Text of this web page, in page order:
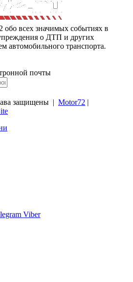
обо всех значимых событиях в
о ДТП и других
автомобильного транспорта.
почты
защищены | Motor72 |
Viber